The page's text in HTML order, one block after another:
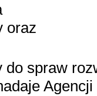
oraz
do spraw